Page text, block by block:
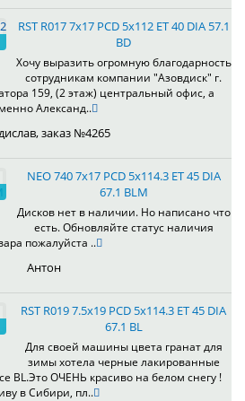
RST R017 7x17 PCD 5x112 ET 40 DIA 57.1
BD
Хочу выразить огромную благодарность
сотрудникам компании "Азовдиск" г.
159, (2 этаж) центральный офис, а
Александ..
заказ №4265
NEO 740 7x17 PCD 5x114.3 ET 45 DIA
67.1 BLM
Дисков нет в наличии. Но написано что
есть. Обновляйте статус наличия
пожалуйста ..
Антон
RST R019 7.5x19 PCD 5x114.3 ET 45 DIA
67.1 BL
Для своей машины цвета гранат для
зимы хотела черные лакированные
BL.Это ОЧЕНЬ красиво на белом снегу !
в Сибири, пл..